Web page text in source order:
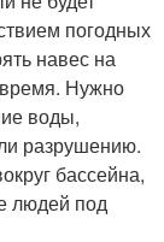
погодных
навес на
Нужно
воды,
разрушению.
бассейна,
людей под